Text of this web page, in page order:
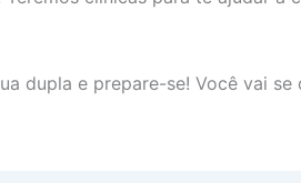
dupla e prepare-se! Você vai